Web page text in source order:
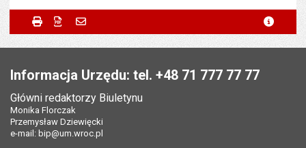
Metryczka
Odpowiedzialny za treść:
Liczba wyświetleń:
Powiadom znajomego
Powiadom znajomego
Twoje imię i nazwisko
Twój adres e-mail Pole wymagane
Tytuł e-mailaPole wymagane
*
Adres e-mail znajomego
Drukuj Zapisz do PDF
Informacja Urzędu: tel. +48 71 777 77 77
Główni redaktorzy Biuletynu
Monika Florczak
Przemysław Dziewięcki
e-mail: bip@um.wroc.pl